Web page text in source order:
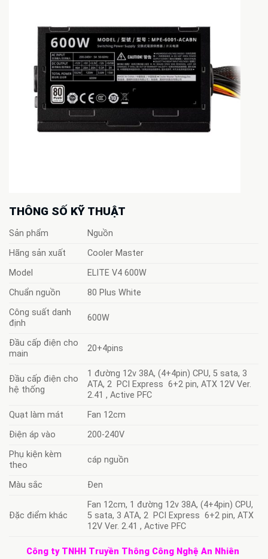
THÔNG SỐ KỸ THUẬT
Sản phẩm
Nguồn
Hãng sản xuất
Cooler Master
Model
ELITE V4 600W
Chuẩn nguồn
80 Plus White
Công suất danh
định
600W
Đầu cấp điện cho
main
20+4pins
Đầu cấp điện cho
hệ thống
1 đường 12v 38A, (4+4pin) CPU, 5 sata, 3
ATA, 2 PCI Express 6+2 pin, ATX 12V Ver.
2.41 , Active PFC
Quạt làm mát
Fan 12cm
Điện áp vào
200-240V
Phụ kiện kèm
theo
cáp nguồn
Màu sắc Đen
Đặc điểm khác
Fan 12cm, 1 đường 12v 38A, (4+4pin) CPU,
5 sata, 3 ATA, 2 PCI Express 6+2 pin, ATX
12V Ver. 2.41 , Active PFC
Công ty TNHH Truyền Thông Công Nghệ An Nhiên